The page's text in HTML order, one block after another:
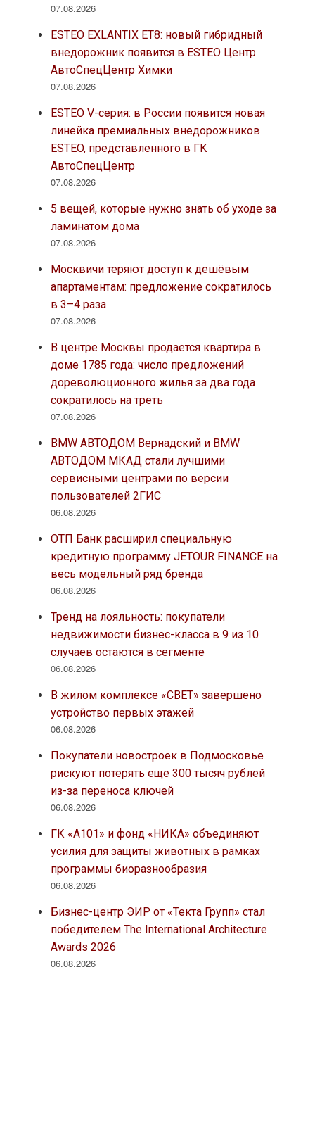
07.08.2026
ESTEO EXLANTIX ET8: новый гибридный
внедорожник появится в ESTEO Центр
АвтоСпецЦентр Химки
07.08.2026
ESTEO V-серия: в России появится новая
линейка премиальных внедорожников
ESTEO, представленного в ГК
АвтоСпецЦентр
07.08.2026
5 вещей, которые нужно знать об уходе за
ламинатом дома
07.08.2026
Москвичи теряют доступ к дешёвым
апартаментам: предложение сократилось
в 3–4 раза
07.08.2026
В центре Москвы продается квартира в
доме 1785 года: число предложений
дореволюционного жилья за два года
сократилось на треть
07.08.2026
BMW АВТОДОМ Вернадский и BMW
АВТОДОМ МКАД стали лучшими
сервисными центрами по версии
пользователей 2ГИС
06.08.2026
ОТП Банк расширил специальную
кредитную программу JETOUR FINANCE на
весь модельный ряд бренда
06.08.2026
Тренд на лояльность: покупатели
недвижимости бизнес-класса в 9 из 10
случаев остаются в сегменте
06.08.2026
В жилом комплексе «СВЕТ» завершено
устройство первых этажей
06.08.2026
Покупатели новостроек в Подмосковье
рискуют потерять еще 300 тысяч рублей
из-за переноса ключей
06.08.2026
ГК «А101» и фонд «НИКА» объединяют
усилия для защиты животных в рамках
программы биоразнообразия
06.08.2026
Бизнес-центр ЭИР от «Текта Групп» стал
победителем The International Architecture
Awards 2026
06.08.2026